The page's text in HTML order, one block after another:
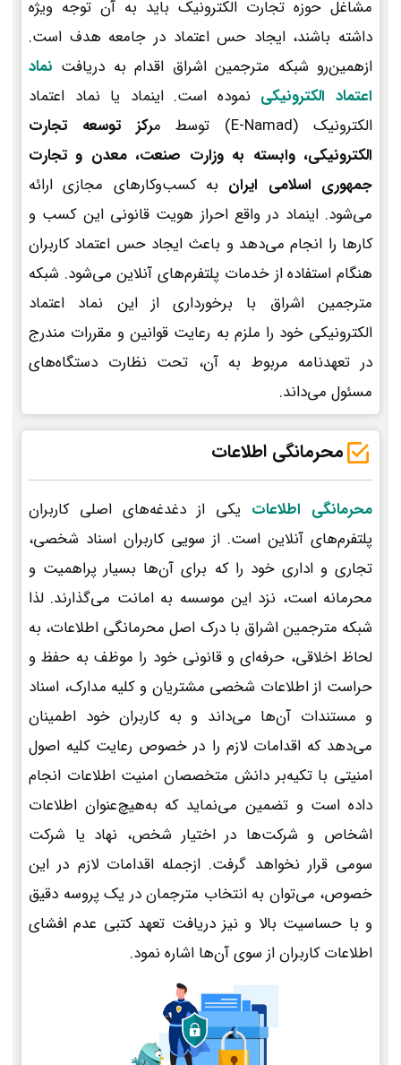
مشاغل حوزه تجارت الکترونیک باید به آن توجه ویژه
داشته باشند، ایجاد حس اعتماد در جامعه هدف است.
ازهمین‌رو شبکه مترجمین اشراق اقدام به دریافت نماد
اعتماد الکترونیکی نموده است. اینماد یا نماد اعتماد
الکترونیک (E-Namad) توسط م
رکز توسعه تجارت
الکترونیکی، وابسته به وزارت صنعت، معدن و تجارت
جمهوری اسلامی ایران به کسب‌وکارهای مجازی ارائه
می‌شود. اینماد در واقع احراز هویت قانونی این کسب و
کارها را انجام می‌دهد و باعث ایجاد حس اعتماد کاربران
هنگام استفاده از خدمات پلتفرم‌های آنلاین می‌شود. شبکه
مترجمین اشراق با برخورداری از این نماد اعتماد
الکترونیکی خود را ملزم به رعایت قوانین و مقررات مندرج
در تعهدنامه مربوط به آن، تحت نظارت دستگاه‌های
مسئول می‌داند.
محرمانگی اطلاعات
محرمانگی اطلاعات یکی از دغدغه‌های اصلی کاربران
پلتفرم‌های آنلاین است. از سویی کاربران اسناد شخصی،
تجاری و اداری خود را که برای آن‌ها بسیار پراهمیت و
محرمانه است، نزد این موسسه به امانت می‌گذارند. لذا
شبکه مترجمین اشراق با درک اصل محرمانگی اطلاعات، به
لحاظ اخلاقی، حرفه‌ای و قانونی خود را موظف به حفظ و
حراست از اطلاعات شخصی مشتریان و کلیه مدارک، اسناد
و مستندات آن‌ها می‌داند و به کاربران خود اطمینان
می‌دهد که اقدامات لازم را در خصوص رعایت کلیه اصول
امنیتی با تکیه‌بر دانش متخصصان امنیت اطلاعات انجام
داده است و تضمین می‌نماید که به‌هیچ‌عنوان اطلاعات
اشخاص و شرکت‌ها در اختیار شخص، نهاد یا شرکت
سومی قرار نخواهد گرفت. ازجمله اقدامات لازم در این
خصوص، می‌توان به انتخاب مترجمان در یک پروسه دقیق
و با حساسیت بالا و نیز دریافت تعهد کتبی عدم افشای
اطلاعات کاربران از سوی آن‌ها اشاره نمود.